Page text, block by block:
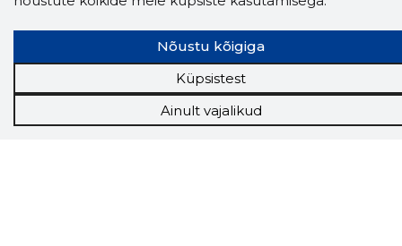
finantsinfoga.
Tööriistad
Sooduspakkumised
Nõustu kõigiga
Küpsistest
Ainult vajalikud